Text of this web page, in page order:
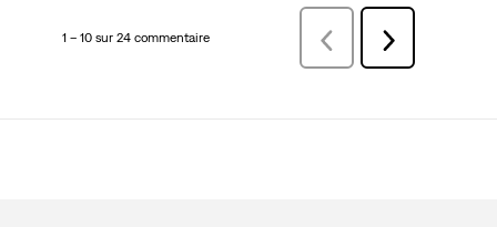
1 – 10 sur 24 commentaire Précédentcommentaire
Suivant
commentaire